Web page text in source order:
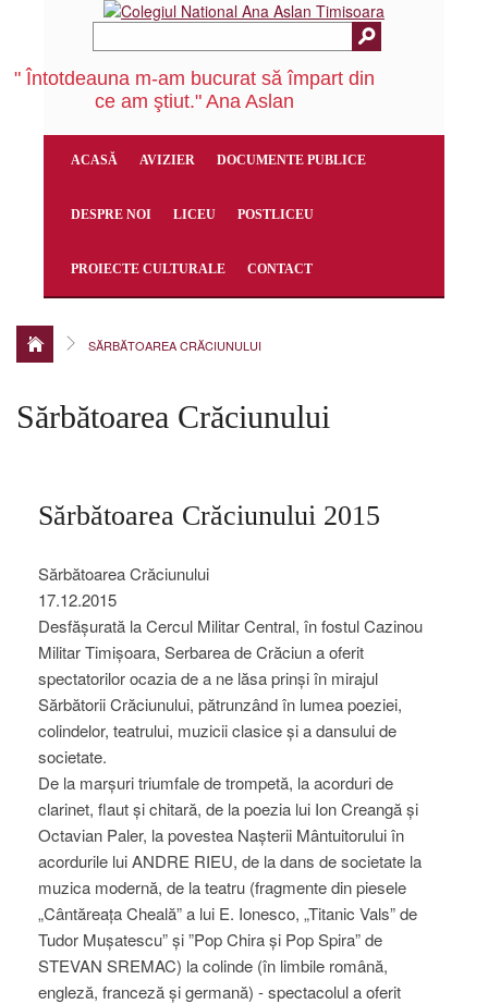
" Întotdeauna m-am bucurat să împart din
ce am ştiut." Ana Aslan
ACASĂ AVIZIER DOCUMENTE PUBLICE
DESPRE NOI LICEU POSTLICEU
PROIECTE CULTURALE CONTACT
SĂRBĂTOAREA CRĂCIUNULUI
Sărbătoarea Crăciunului
Sărbătoarea Crăciunului 2015
Sărbătoarea Crăciunului
17.12.2015
Desfășurată la Cercul Militar Central, în fostul Cazinou
Militar Timișoara, Serbarea de Crăciun a oferit
spectatorilor ocazia de a ne lăsa prinși în mirajul
Sărbătorii Crăciunului, pătrunzând în lumea poeziei,
colindelor, teatrului, muzicii clasice și a dansului de
societate.
De la marșuri triumfale de trompetă, la acorduri de
clarinet, flaut și chitară, de la poezia lui Ion Creangă și
Octavian Paler, la povestea Nașterii Mântuitorului în
acordurile lui ANDRE RIEU, de la dans de societate la
muzica modernă, de la teatru (fragmente din piesele
„Cântăreața Cheală” a lui E. Ionesco, „Titanic Vals” de
Tudor Mușatescu” și ”Pop Chira și Pop Spira” de
STEVAN SREMAC) la colinde (în limbile română,
engleză, franceză și germană) - spectacolul a oferit